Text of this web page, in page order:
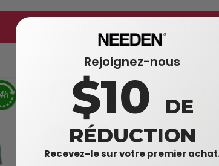
Rejoignez-nous
$10 DE
RÉDUCTION
Recevez-le sur votre premier